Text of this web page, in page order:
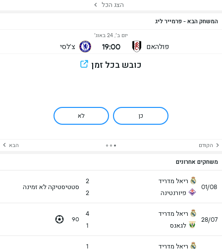
הצג הכל
המשחק הבא - פרמייר ליג
פולהאם
יום ב׳, 24 באוג׳
19:00 צ'לסי
כובש בכל זמן
כן לא
הקודם הבא
משחקים אחרונים
01/08
ריאל מדריד
פיורנטינה
2
2
סטטיסטיקה לא זמינה
28/07
ריאל מדריד
לגאנס
4
1
90
ריאל מדריד
1